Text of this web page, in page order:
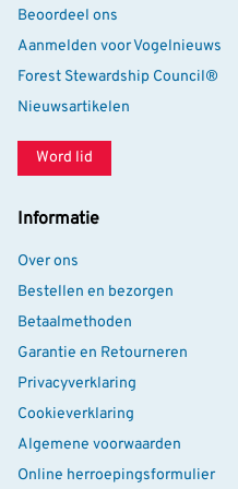
Beoordeel ons
Aanmelden voor Vogelnieuws
Forest Stewardship Council®
Nieuwsartikelen
Word lid
Informatie
Over ons
Bestellen en bezorgen
Betaalmethoden
Garantie en Retourneren
Privacyverklaring
Cookieverklaring
Algemene voorwaarden
Online herroepingsformulier